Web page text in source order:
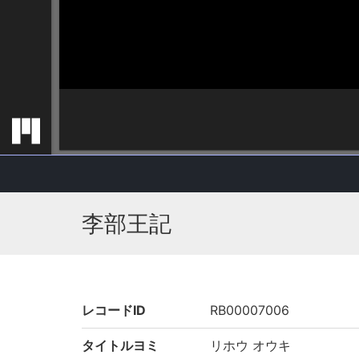
李部王記
レコードID RB00007006
タイトルヨミ リホウ オウキ